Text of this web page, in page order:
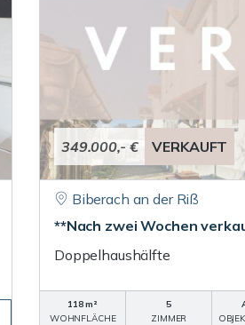
349.000,- € VERKAUFT
Biberach an der Riß
**Nach zwei Wochen
Doppelhaushälfte
118 m²
WOHNFLÄCHE
5
ZIMMER